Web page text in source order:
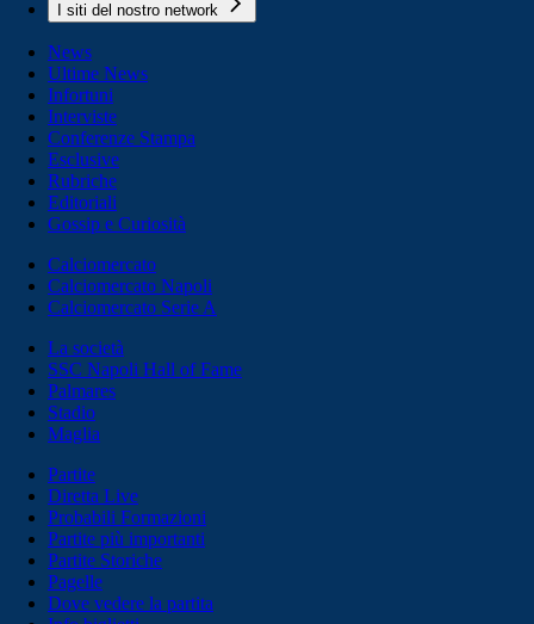
I siti del nostro network
News
Ultime News
Infortuni
Interviste
Conferenze Stampa
Esclusive
Rubriche
Editoriali
Gossip e Curiosità
Calciomercato
Calciomercato Napoli
Calciomercato Serie A
La società
SSC Napoli Hall of Fame
Palmares
Stadio
Maglia
Partite
Diretta Live
Probabili Formazioni
Partite più importanti
Partite Storiche
Pagelle
Dove vedere la partita